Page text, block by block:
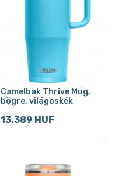
Camelbak Thrive Mug,
bögre, világoskék
13.389 HUF